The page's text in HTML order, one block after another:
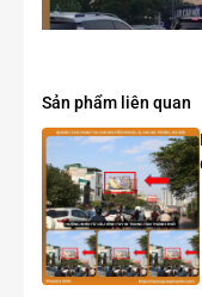
Vị trí quảng cáo
Sản phẩm liên quan